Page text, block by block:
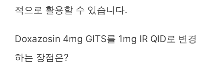
적으로 활용할 수 있습니다.
Doxazosin 4mg GITS를 1mg IR QID로 변경
하는 장점은?